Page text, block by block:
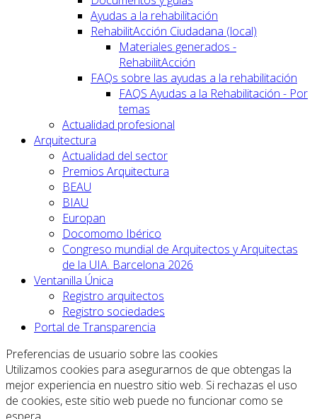
Ayudas a la rehabilitación
RehabilitAcción Ciudadana (local)
Materiales generados -
RehabilitAcción
FAQs sobre las ayudas a la rehabilitación
FAQS Ayudas a la Rehabilitación - Por
temas
Actualidad profesional
Arquitectura
Actualidad del sector
Premios Arquitectura
BEAU
BIAU
Europan
Docomomo Ibérico
Congreso mundial de Arquitectos y Arquitectas
de la UIA. Barcelona 2026
Ventanilla Única
Registro arquitectos
Registro sociedades
Portal de Transparencia
Preferencias de usuario sobre las cookies
Utilizamos cookies para asegurarnos de que obtengas la
mejor experiencia en nuestro sitio web. Si rechazas el uso
de cookies, este sitio web puede no funcionar como se